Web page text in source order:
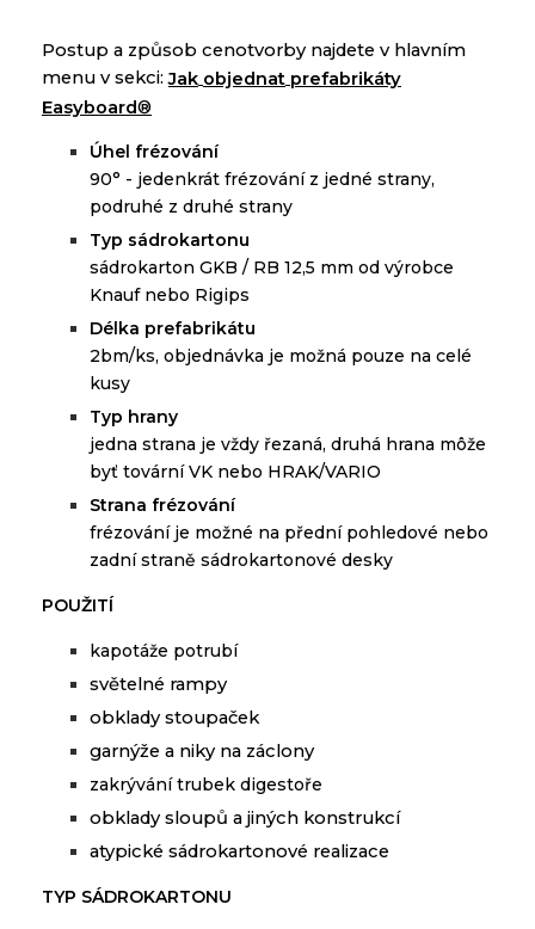
Postup a způsob cenotvorby najdete v hlavním
menu v sekci:Jak objednat prefabrikáty
Easyboard®
Úhel frézování
90° - jedenkrát frézování z jedné strany,
podruhé z druhé strany
Typ sádrokartonu
sádrokarton GKB / RB 12,5 mm od výrobce
Knauf nebo Rigips
Délka prefabrikátu
2bm/ks, objednávka je možná pouze na celé
kusy
Typ hrany
jedna strana je vždy řezaná, druhá hrana môže
byť tovární VK nebo HRAK/VARIO
Strana frézování
frézování je možné na přední pohledové nebo
zadní straně sádrokartonové desky
POUŽITÍ
kapotáže potrubí
světelné rampy
obklady stoupaček
garnýže a niky na záclony
zakrývání trubek digestoře
obklady sloupů a jiných konstrukcí
atypické sádrokartonové realizace
TYP SÁDROKARTONU